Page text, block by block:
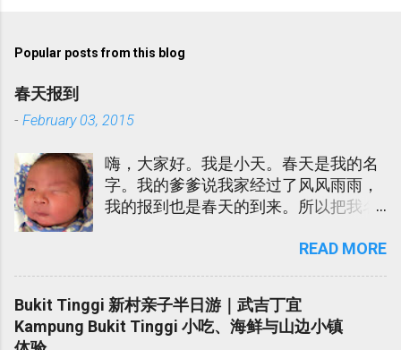
t
C
o
m
e
n
t
Popular posts from this blog
春天报到
- February 03, 2015
嗨，大家好。我是小天。春天是我的名
字。我的爹爹说我家经过了风风雨雨，
我的报到也是春天的到来。所以把我名
给我取了一个- Sky Lee. 在迎接我的到
来的当儿，我爹爹娘娘吃了不少的苦。
我爹爹娘娘陆陆续续进院。我娘娘更是
发高烧不退在医院受折磨了几天。在
此，我代我爹爹娘娘向各位所有对我们
READ MORE
Bukit Tinggi 新村亲子半日游｜武吉丁宜
Kampung Bukit Tinggi 小吃、海鲜与山边小镇